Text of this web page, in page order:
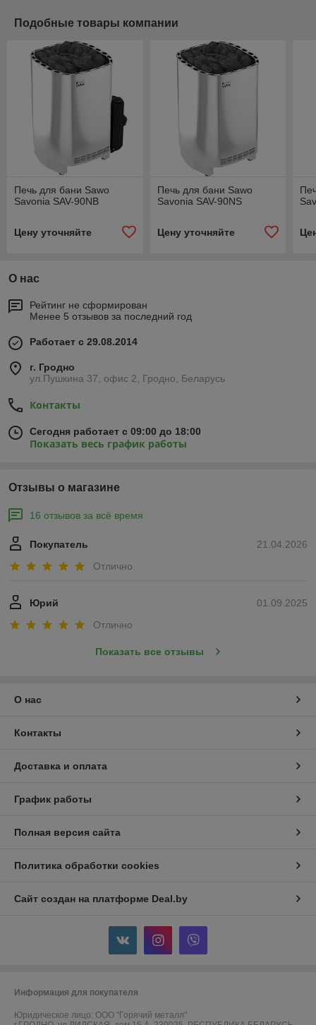
Подобные товары компании
Печь для бани Sawo
Savonia SAV-90NB
Цену уточняйте
Печь для бани Sawo
Savonia SAV-90NS
Цену уточняйте
О нас
Рейтинг не сформирован
Менее 5 отзывов за последний год
Работает с 29.08.2014
г. Гродно
ул.Пушкина 37, офис 2, Гродно, Беларусь
Контакты
Сегодня работает с 09:00 до 18:00
Показать весь график работы
Отзывы о магазине
16 отзывов за всё время
21.04.2026
Покупатель
Отлично
01.09.2025
Юрий
Отлично
Показать все отзывы
О нас
Контакты
Доставка и оплата
График работы
Полная версия сайта
Политика обработки cookies
Сайт создан на платформе Deal.by
Информация для покупателя
Юридическое лицо: ООО "Горячий металл"